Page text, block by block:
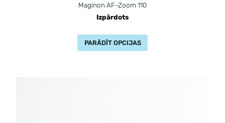
Maginon AF-Zoom 110
Izpārdots
PARĀDĪT OPCIJAS